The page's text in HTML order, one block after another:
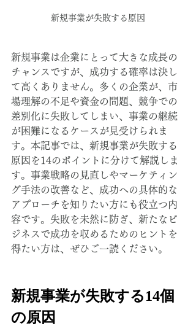
新規事業が失敗する原因
新規事業は企業にとって大きな成長の
チャンスですが、成功する確率は決し
て高くありません。多くの企業が、市
場理解の不足や資金の問題、競争での
差別化に失敗してしまい、事業の継続
が困難になるケースが見受けられま
す。本記事では、新規事業が失敗する
原因を14のポイントに分けて解説しま
す。事業戦略の見直しやマーケティン
グ手法の改善など、成功への具体的な
アプローチを知りたい方にも役立つ内
容です。失敗を未然に防ぎ、新たなビ
ジネスで成功を収めるためのヒントを
得たい方は、ぜひご一読ください。
新規事業が失敗する14個
の原因